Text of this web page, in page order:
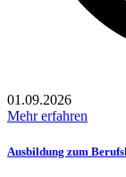
01.09.2026
Mehr erfahren
Ausbildung zum